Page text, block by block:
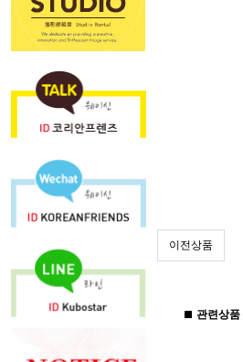
이전상품
관련상품